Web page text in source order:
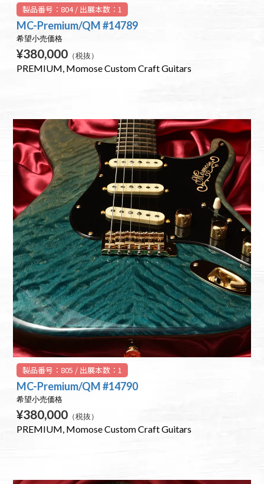
製品番号：804 / 出展本数：1
MC-Premium/QM #14789
希望小売価格
¥380,000 （税抜）
PREMIUM Momose Custom Craft Guitars
製品番号：805 / 出展本数：1
MC-Premium/QM #14790
希望小売価格
¥380,000 （税抜）
PREMIUM Momose Custom Craft Guitars